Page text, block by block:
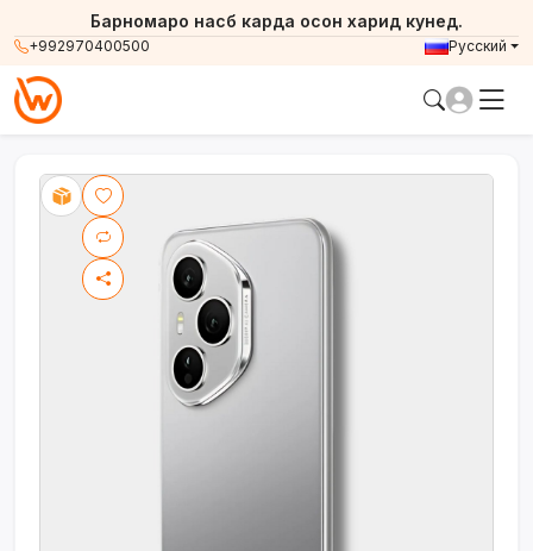
+992970400500
Барномаро насб карда осон харид кунед.
Русский